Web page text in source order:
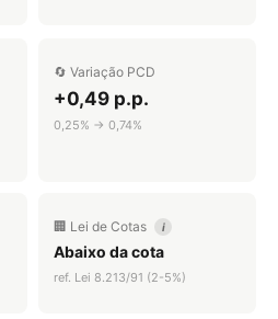
🔄 Variação PCD
+0,49 p.p.
0,25% → 0,74%
🏢 Lei de Cotas i
Abaixo da cota
ref. Lei 8.213/91 (2-5%)